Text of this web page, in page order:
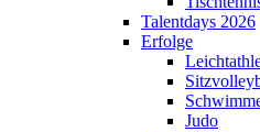
Talentdays 2026
Erfolge
Judo